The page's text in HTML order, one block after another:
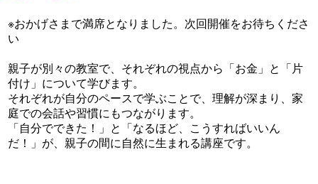
※おかげさまで満席となりました。次回開催をお待ちくださ
い
親子が別々の教室で、それぞれの視点から「お金」と「片
付け」について学びます。
それぞれが自分のペースで学ぶことで、理解が深まり、家
庭での会話や習慣にもつながります。
「自分でできた！」と「なるほど、こうすればいいん
だ！」が、親子の間に自然に生まれる講座です。